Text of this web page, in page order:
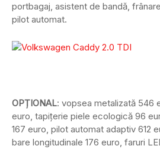
portbagaj, asistent de bandă,
pilot automat.
OPȚIONAL: vopsea metalizată 546
euro, tapițerie piele ecologică 96
167 euro, pilot automat adaptiv 612
bare longitudinale 176 euro, faruri